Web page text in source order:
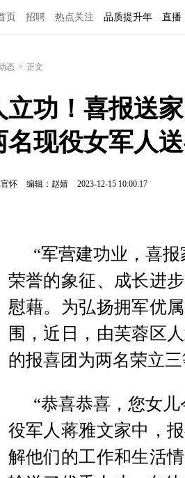
页 招聘 热点关注 品质提升年 直播
态 > 正文
立功！喜报送
名现役女军人
怀 编辑：赵婧 2023-12-15 10:00:17
“军营建功业，喜
荣誉的象征、成长进
慰藉。为弘扬拥军优
围，近日，由芙蓉区
的报喜团为两名荣立
“恭喜恭喜，您女
役军人蒋雅文家中，
解他们的工作和生活